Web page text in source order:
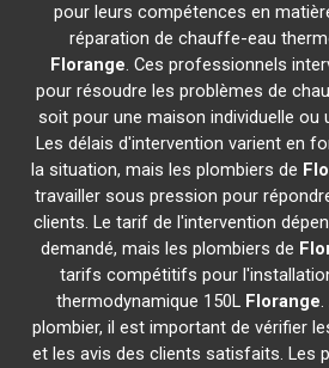
pour leurs compétences en
réparation de chauffe-eau
Florange. Ces professionnels
pour résoudre les problèmes de
soit pour une maison individuelle ou
Les délais d'intervention varient en
la situation, mais les plombiers de
travailler sous pression pour
clients. Le tarif de l'intervention
demandé, mais les plombiers de
tarifs compétitifs pour
thermodynamique 150L Florange.
plombier, il est important de vérifier
et les avis des clients satisfaits. Les